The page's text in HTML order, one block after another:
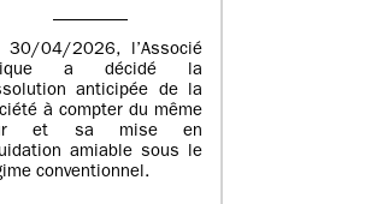
30/04/2026, l’Associé
a décidé la
anticipée de la
à compter du même
et sa mise en
amiable sous le
conventionnel.